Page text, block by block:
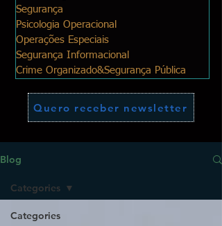
Segurança
Psicologia Operacional
Operações Especiais
Segurança Informacional
Crime Organizado&Segurança Pública
Quero receber newsletter
Blog
Categories
Categories